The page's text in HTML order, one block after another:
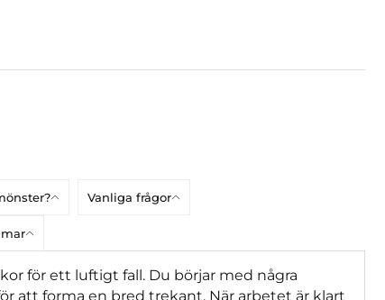
Vanliga frågor
för ett luftigt fall. Du börjar med några
att forma en bred trekant. När arbetet är klart